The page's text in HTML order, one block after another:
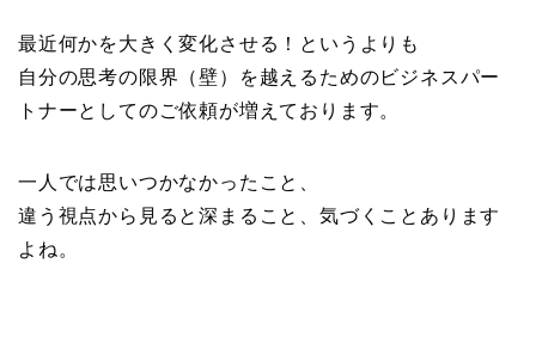
最近何かを大きく変化させる！というよりも
自分の思考の限界（壁）を越えるためのビジネスパー
トナーとしてのご依頼が増えております。
一人では思いつかなかったこと、
違う視点から見ると深まること、気づくことあります
よね。